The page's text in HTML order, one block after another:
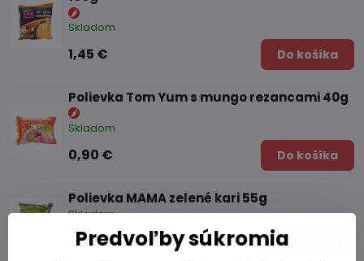
Skladom
1,45 € Do košíka
Polievka Tom Yum s mungo rezancami 40g
Skladom
0,90 € Do košíka
Polievka MAMA zelené kari 55g
Skladom
0,70 € Do košíka
Predvoľby súkromia